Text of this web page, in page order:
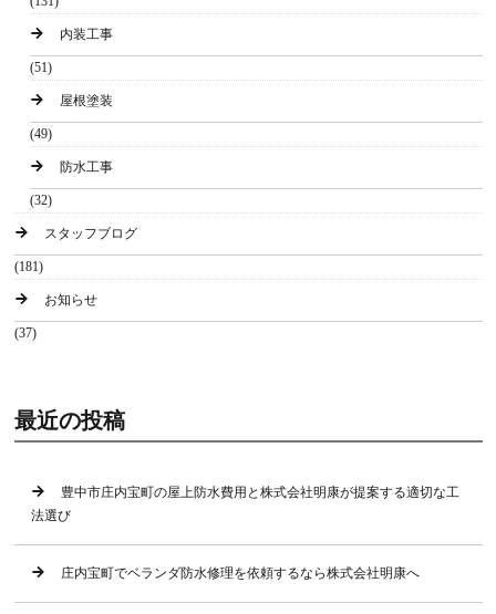
内装工事
(51)
屋根塗装
(49)
防水工事
(32)
スタッフブログ
(181)
お知らせ
(37)
最近の投稿
豊中市庄内宝町の屋上防水費用と株式会社明康が提案する適切な工
法選び
庄内宝町でベランダ防水修理を依頼するなら株式会社明康へ